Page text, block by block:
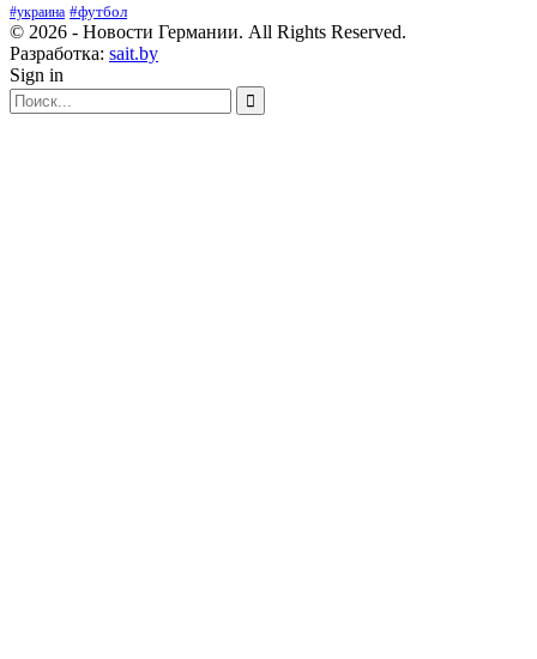
#украина #футбол
© 2026 - Новости Германии. All Rights Reserved.
Разработка: sait.by
Sign in